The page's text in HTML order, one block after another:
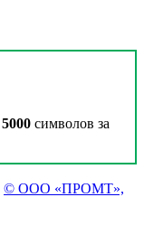
5000 символов за
© ООО «ПРОМТ»,